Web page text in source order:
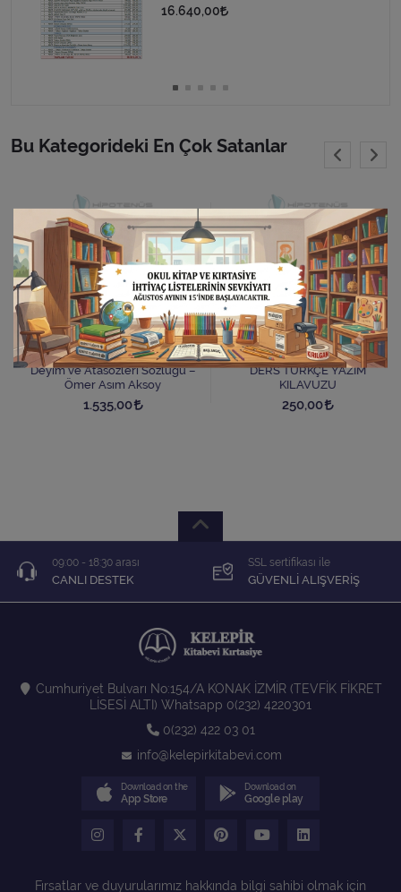
16.640,00
Bu Kategorideki En Çok Satanlar
Deyim ve Atasözleri Sözlüğü –
Ömer Asım Aksoy
1.535,00
DERS TÜRKÇE YAZIM
KILAVUZU
250,00
09:00 - 18:30 arası
CANLI DESTEK
SSL sertifikası ile
GÜVENLİ ALIŞVERİŞ
Cumhuriyet Bulvarı No:154/A KONAK İZMİR (TEVFİK FİKRET
LİSESİ ALTI) Whatsapp 0(232) 4220301
0(232) 422 03 01
info@kelepirkitabevi.com
Download on the
App Store
Download on
Google play
Fırsatlar ve duyurularımız hakkında bilgi sahibi olmak için